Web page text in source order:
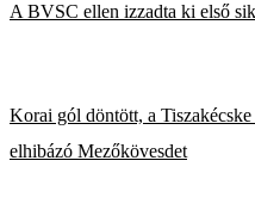
A BVSC ellen izzadta ki első
Korai gól döntött, a
elhibázó Mezőkövesdet